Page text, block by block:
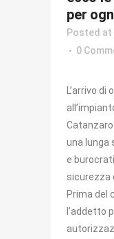
per
Posted at
0
L’arrivo
una lunga
e
sicurezza
Prima del
l’addetto